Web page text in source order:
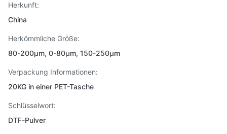
Herkunft:
China
Herkömmliche Größe:
80-200µm, 0-80µm, 150-250µm
Verpackung Informationen:
20KG in einer PET-Tasche
Schlüsselwort:
DTF-Pulver